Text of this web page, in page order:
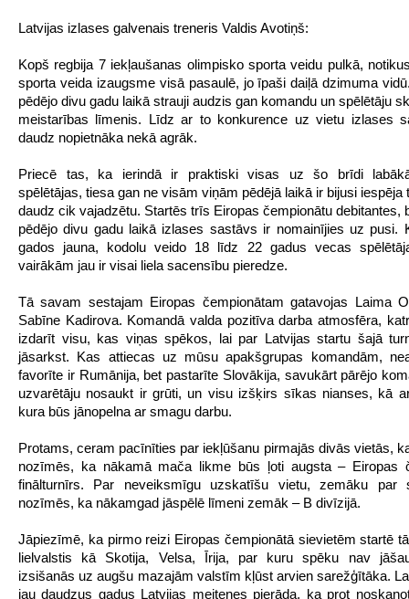
Latvijas izlases galvenais treneris Valdis Avotiņš:
Kopš regbija 7 iekļaušanas olimpisko sporta veidu pulkā,
sporta veida izaugsme visā pasaulē, jo īpaši daiļā dzimuma
pēdējo divu gadu laikā strauji audzis gan komandu un spēlētāju
meistarības līmenis. Līdz ar to konkurence uz vietu izlases
daudz nopietnāka nekā agrāk.
Priecē tas, ka ierindā ir praktiski visas uz šo brīdi
spēlētājas, tiesa gan ne visām viņām pēdējā laikā ir bijusi iespēja
daudz cik vajadzētu. Startēs trīs Eiropas čempionātu debitantes,
pēdējo divu gadu laikā izlases sastāvs ir nomainījies uz pusi.
gados jauna, kodolu veido 18 līdz 22 gadus vecas
vairākām jau ir visai liela sacensību pieredze.
Tā savam sestajam Eiropas čempionātam gatavojas Laima
Sabīne Kadirova. Komandā valda pozitīva darba atmosfēra,
izdarīt visu, kas viņas spēkos, lai par Latvijas startu šajā
jāsarkst. Kas attiecas uz mūsu apakšgrupas komandām,
favorīte ir Rumānija, bet pastarīte Slovākija, savukārt pārējo
uzvarētāju nosaukt ir grūti, un visu izšķirs sīkas nianses, kā
kura būs jānopelna ar smagu darbu.
Protams, ceram pacīnīties par iekļūšanu pirmajās divās vietās,
nozīmēs, ka nākamā mača likme būs ļoti augsta – Eiropas
finālturnīrs. Par neveiksmīgu uzskatīšu vietu, zemāku par
nozīmēs, ka nākamgad jāspēlē līmeni zemāk – B divīzijā.
Jāpiezīmē, ka pirmo reizi Eiropas čempionātā sievietēm startē
lielvalstis kā Skotija, Velsa, Īrija, par kuru spēku nav
izsišanās uz augšu mazajām valstīm kļūst arvien sarežģītāka.
jau daudzus gadus Latvijas meitenes pierāda, ka prot